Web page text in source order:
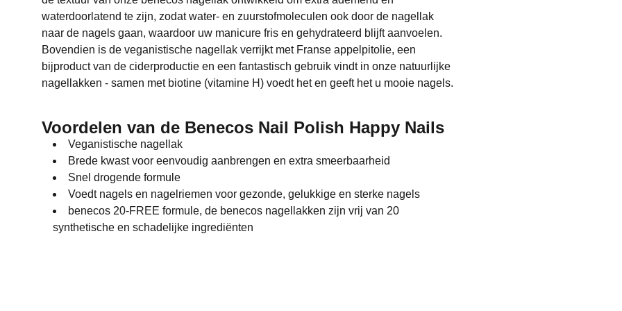
waterdoorlatend te zijn, zodat water- en zuurstofmoleculen ook door de nagellak
naar de nagels gaan, waardoor uw manicure fris en gehydrateerd blijft aanvoelen.
Bovendien is de veganistische nagellak verrijkt met Franse appelpitolie, een
bijproduct van de ciderproductie en een fantastisch gebruik vindt in onze natuurlijke
nagellakken - samen met biotine (vitamine H) voedt het en geeft het u mooie nagels.
Voordelen van de Benecos Nail Polish Happy Nails
Veganistische nagellak
Brede kwast voor eenvoudig aanbrengen en extra smeerbaarheid
Snel drogende formule
Voedt nagels en nagelriemen voor gezonde, gelukkige en sterke nagels
benecos 20-FREE formule, de benecos nagellakken zijn vrij van 20
synthetische en schadelijke ingrediënten